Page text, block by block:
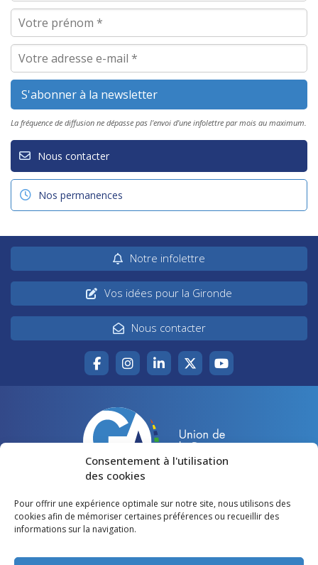
Consentement à l'utilisation
des cookies
Pour offrir une expérience optimale sur notre site, nous utilisons des
cookies afin de mémoriser certaines préférences ou recueillir des
informations sur la navigation.
La fréquence de diffusion ne dépasse pas l'envoi d'une infolettre par mois au maximum.
Nous contacter
Nos permanences
Notre infolettre
Vos idées pour la Gironde
Nous contacter
Accueil
Votre canton
Lire et voir
Agir pour la Gironde
Restons en contact